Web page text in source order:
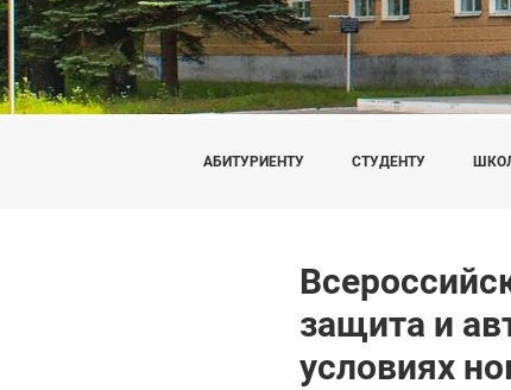
АБИТУРИЕНТУ СТУДЕНТУ
защита и
условиях